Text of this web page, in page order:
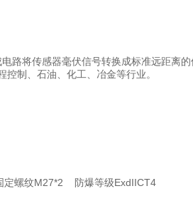
路将传感器毫伏信号转换成标准远距离
制、石油、化工、冶金等行业。
螺纹M27*2 防爆等级ExdIICT4